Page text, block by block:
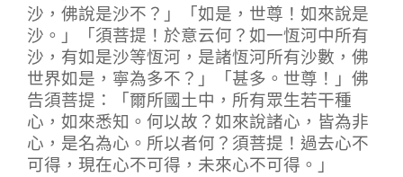
沙，佛說是沙不？」「如是，世尊！如來說是
沙。」「須菩提！於意云何？如一恆河中所有
沙，有如是沙等恆河，是諸恆河所有沙數，佛
世界如是，寧為多不？」「甚多。世尊！」佛
告須菩提：「爾所國土中，所有眾生若干種
心，如來悉知。何以故？如來說諸心，皆為非
心，是名為心。所以者何？須菩提！過去心不
可得，現在心不可得，未來心不可得。」